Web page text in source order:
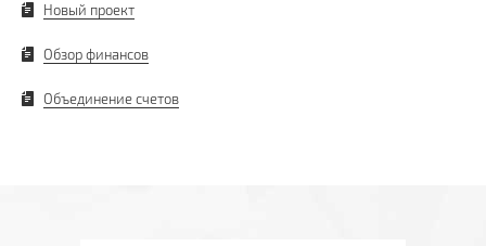
Новый проект
Обзор финансов
Объединение счетов